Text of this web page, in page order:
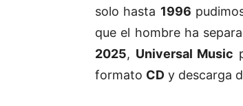
solo hasta 1996
que el hombre ha
2025, Universal Music
formato CD y descarga